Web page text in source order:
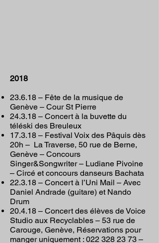
2018
23.6.18 – Fête de la musique de
Genève – Cour St Pierre
24.3.18 – Concert à la buvette du
téléski des Breuleux
17.3.18 – Festival Voix des Pâquis dès
20h – La Traverse, 50 rue de Berne,
Genève – Concours
Singer&Songwriter – Ludiane Pivoine
– Circé et concours danseurs Bachata
22.3.18 – Concert à l’Uni Mail – Avec
Daniel Andrade (guitare) et Nando
Drum
20.4.18 – Concert des élèves de Voice
Studio aux Recyclables – 53 rue de
Carouge, Genève, Réservations pour
manger uniquement : 022 328 23 73 –